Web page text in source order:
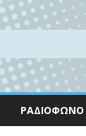
ΡΑΔΙΌΦΩΝΟ